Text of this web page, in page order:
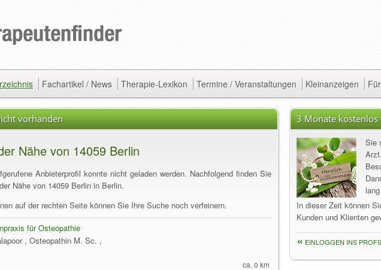
Fachartikel / News Therapie-Lexikon Termine / Veranstaltungen Kleinanzeigen
vorhanden
Nähe von 14059 Berlin
Anbieterprofil konnte nicht geladen werden. Nachfolgend finden Sie
Nähe von 14059 Berlin in Berlin.
auf der rechten Seite können Sie Ihre Suche noch verfeinern.
ca. 0 km
für Osteopathie
, Osteopathin M. Sc. ,
3 Monate kostenlos
Sie
In dieser Zeit können
Kunden und Klienten
EINLOGGEN INS PROFIL